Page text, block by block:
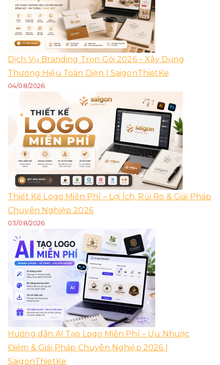
Dịch Vụ Branding Trọn Gói 2026 – Xây Dựng
Thương Hiệu Toàn Diện | SaigonThietKe
04/08/2026
Thiết Kế Logo Miễn Phí – Lợi Ích, Rủi Ro & Giải Pháp
Chuyên Nghiệp 2026
03/08/2026
Hướng dẫn AI Tạo Logo Miễn Phí – Ưu Nhược
Điểm & Giải Pháp Chuyên Nghiệp 2026 |
SaigonThietKe